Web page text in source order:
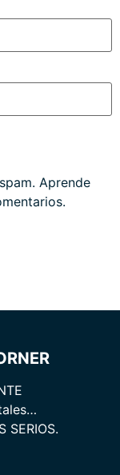
Aprende
SERIOS.